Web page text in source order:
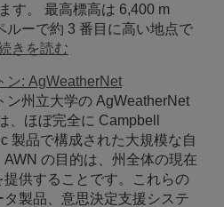
す。 最高標高は 6,400 m
ルーで約 3 番目に高い地点で
きを読む
ン: AgWeatherNet
ン州立大学の AgWeatherNet
、ほぼ完全に Campbell
製品で構成された大規模な自
の目的は、州全体の現在
供することです。これらの
製品、意思決定支援システ